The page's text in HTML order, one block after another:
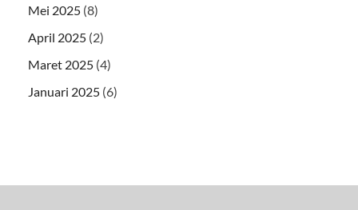
Mei 2025 (8)
April 2025 (2)
Maret 2025 (4)
Januari 2025 (6)